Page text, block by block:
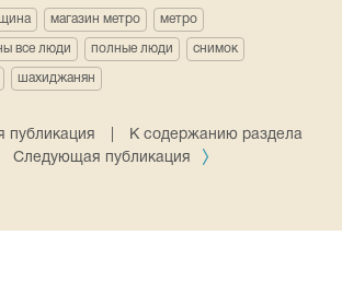
магазин метро метро
все люди полные люди снимок
шахиджанян
публикация
К содержанию раздела
Следующая публикация